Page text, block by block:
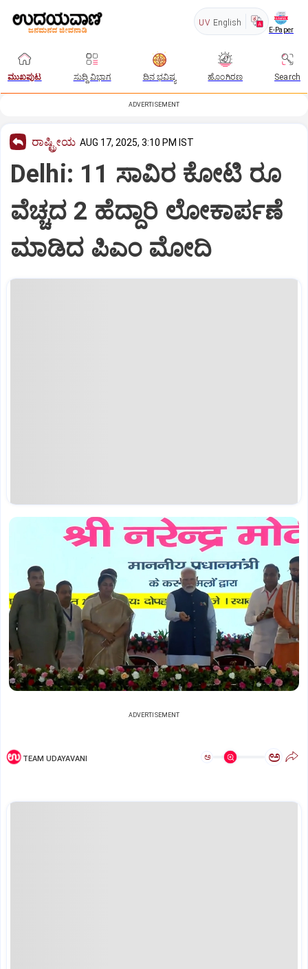
UV English
E-Paper
ಮುಖಪುಟ ಸುದ್ದಿ ವಿಭಾಗ ದಿನ ಭವಿಷ್ಯ ಹೊಂಗಿರಣ Search
ADVERTISEMENT
ರಾಷ್ಟ್ರೀಯ AUG 17, 2025, 3:10 PM IST
Delhi: 11 ಸಾವಿರ ಕೋಟಿ ರೂ
ವೆಚ್ಚದ 2 ಹೆದ್ದಾರಿ ಲೋಕಾರ್ಪಣೆ
ಮಾಡಿದ ಪಿಎಂ ಮೋದಿ
ADVERTISEMENT
TEAM UDAYAVANI ಅ ಅ